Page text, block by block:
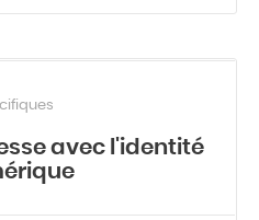
avec l'identité